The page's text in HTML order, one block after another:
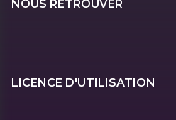
NOUS RETROUVER
LICENCE D'UTILISATION